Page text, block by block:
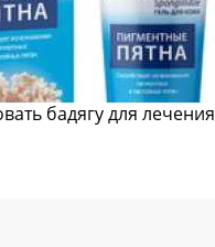
бадягу для лечения